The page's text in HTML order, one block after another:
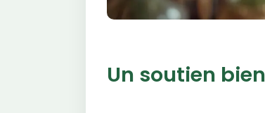
Un soutien